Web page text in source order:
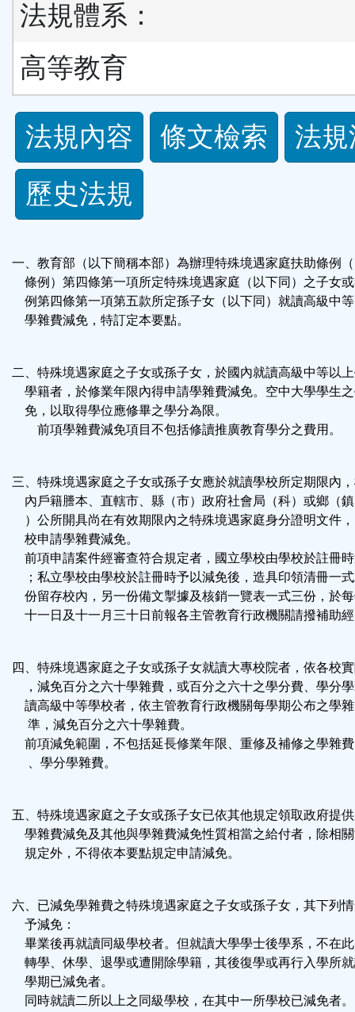
法規體系：
高等教育
法
規
功
按
鈕
區
法規內容 條文檢索
法
歷史法規
一、教育部（以下簡稱本部）為辦理特殊境遇家庭扶助條例
條例）第四條第一項所定特殊境遇家庭（以下同）之子女
例第四條第一項第五款所定孫子女（以下同）就讀高級中
學雜費減免，特訂定本要點。
二、特殊境遇家庭之子女或孫子女，於國內就讀高級中等以
學籍者，於修業年限內得申請學雜費減免。空中大學學生
免，以取得學位應修畢之學分為限。
前項學雜費減免項目不包括修讀推廣教育學分之費用。
三、特殊境遇家庭之子女或孫子女應於就讀學校所定期限內
內戶籍謄本、直轄市、縣（市）政府社會局（科）或鄉（
）公所開具尚在有效期限內之特殊境遇家庭身分證明文件
校申請學雜費減免。
前項申請案件經審查符合規定者，國立學校由學校於註冊
；私立學校由學校於註冊時予以減免後，造具印領清冊一
份留存校內，另一份備文掣據及核銷一覽表一式三份，於
十一日及十一月三十日前報各主管教育行政機關請撥補助
四、特殊境遇家庭之子女或孫子女就讀大專校院者，依各校
，減免百分之六十學雜費，或百分之六十之學分費、學分
讀高級中等學校者，依主管教育行政機關每學期公布之學
準，減免百分之六十學雜費。
前項減免範圍，不包括延長修業年限、重修及補修之學雜
、學分學雜費。
五、特殊境遇家庭之子女或孫子女已依其他規定領取政府提
學雜費減免及其他與學雜費減免性質相當之給付者，除相
規定外，不得依本要點規定申請減免。
六、已減免學雜費之特殊境遇家庭之子女或孫子女，其下列
予減免：
畢業後再就讀同級學校者。但就讀大學學士後學系，不在
轉學、休學、退學或遭開除學籍，其後復學或再行入學所
學期已減免者。
同時就讀二所以上之同級學校，在其中一所學校已減免者。